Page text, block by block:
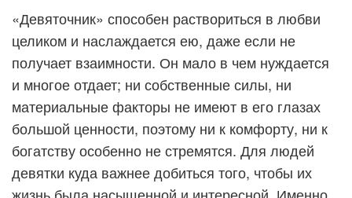
«Девяточник» способен раствориться в любви
целиком и наслаждается ею, даже если не
получает взаимности. Он мало в чем нуждается
и многое отдает; ни собственные силы, ни
материальные факторы не имеют в его глазах
большой ценности, поэтому ни к комфорту, ни к
богатству особенно не стремятся. Для людей
девятки куда важнее добиться того, чтобы их